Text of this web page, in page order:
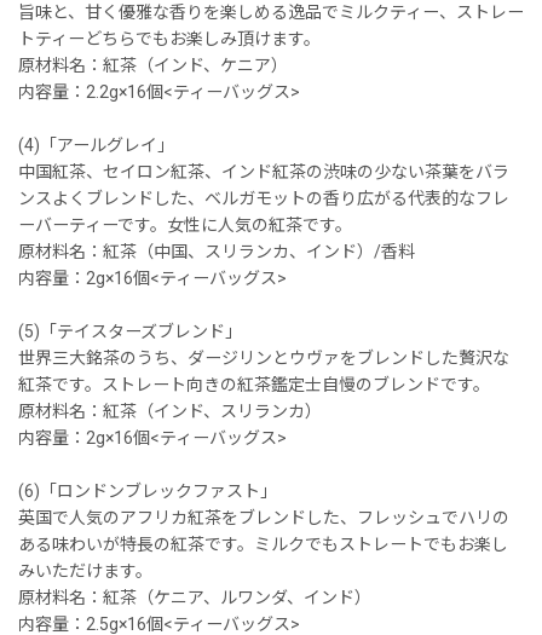
旨味と、甘く優雅な香りを楽しめる逸品でミルクティー、ストレー
トティーどちらでもお楽しみ頂けます。
原材料名：紅茶（インド、ケニア）
内容量：2.2g×16個<ティーバッグス>
(4)「アールグレイ」
中国紅茶、セイロン紅茶、インド紅茶の渋味の少ない茶葉をバラ
ンスよくブレンドした、ベルガモットの香り広がる代表的なフレ
ーバーティーです。女性に人気の紅茶です。
原材料名：紅茶（中国、スリランカ、インド）/香料
内容量：2g×16個<ティーバッグス>
(5)「テイスターズブレンド」
世界三大銘茶のうち、ダージリンとウヴァをブレンドした贅沢な
紅茶です。ストレート向きの紅茶鑑定士自慢のブレンドです。
原材料名：紅茶（インド、スリランカ）
内容量：2g×16個<ティーバッグス>
(6)「ロンドンブレックファスト」
英国で人気のアフリカ紅茶をブレンドした、フレッシュでハリの
ある味わいが特長の紅茶です。ミルクでもストレートでもお楽し
みいただけます。
原材料名：紅茶（ケニア、ルワンダ、インド）
内容量：2.5g×16個<ティーバッグス>